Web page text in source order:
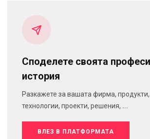
Споделете своята
история
Разкажете за вашата фирма,
технологии, проекти, решения, ...
ВЛЕЗ В ПЛАТФОРМАТА